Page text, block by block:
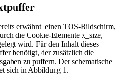
erwähnt, einen TOS-Bildschirm,
die Cookie-Elemente x_size,
wird. Für den Inhalt dieses
benötigt, der zusätzlich die
zu puffern. Der schematische
sich in Abbildung 1.